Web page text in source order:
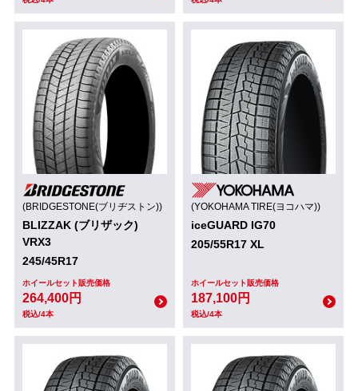
(BRIDGESTONE(ブリヂストン))
BLIZZAK (ブリザック)
VRX3
245/45R17
ホイールセット販売価格
264,400円
税込/4本
(YOKOHAMA TIRE(ヨコハマ))
iceGUARD IG70
205/55R17 XL
ホイールセット販売価格
187,100円
税込/4本